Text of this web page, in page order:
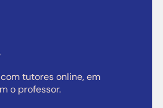
tutores online, em
o professor.